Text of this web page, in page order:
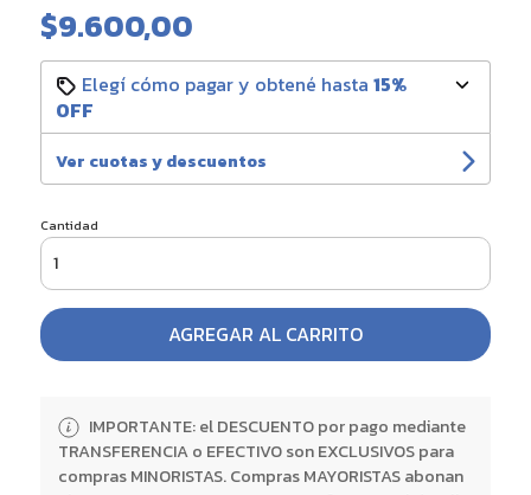
$9.600,00
Elegí cómo pagar y obtené hasta 15%
OFF
Ver cuotas y descuentos
Cantidad
AGREGAR AL CARRITO
IMPORTANTE: el DESCUENTO por pago mediante
TRANSFERENCIA o EFECTIVO son EXCLUSIVOS para
compras MINORISTAS. Compras MAYORISTAS abonan